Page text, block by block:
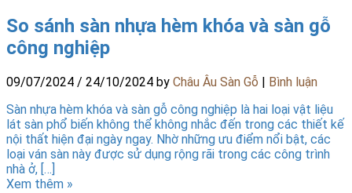
So sánh sàn nhựa hèm khóa và sàn gỗ
công nghiệp
09/07/2024 / 24/10/2024 by Châu Âu Sàn Gỗ
Bình luận
Sàn nhựa hèm khóa và sàn gỗ công nghiệp là hai loại vật liệu
lát sàn phổ biến không thể không nhắc đến trong các thiết kế
nội thất hiện đại ngày ngay. Nhờ những ưu điểm nổi bật, các
loại ván sàn này được sử dụng rộng rãi trong các công trình
nhà ở, […]
Xem thêm »